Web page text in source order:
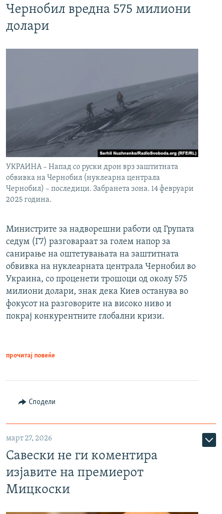
Чернобил вредна 575 милиони
долари
УКРАИНА – Напад со руски дрон врз заштитната
обвивка на Чернобил (нуклеарна централа
Чернобил) – последици. Забранета зона. 14 февруари
2025 година.
Министрите за надворешни работи од Групата
седум (Г7) разговараат за голем напор за
санирање на оштетувањата на заштитната
обвивка на нуклеарната централа Чернобил во
Украина, со проценети трошоци од околу 575
милиони долари, знак дека Киев останува во
фокусот на разговорите на високо ниво и
покрај конкурентните глобални кризи.
прочитај повеќе
Сподели
март 27, 2026
Савески не ги коментира
изјавите на премиерот
Мицкоски